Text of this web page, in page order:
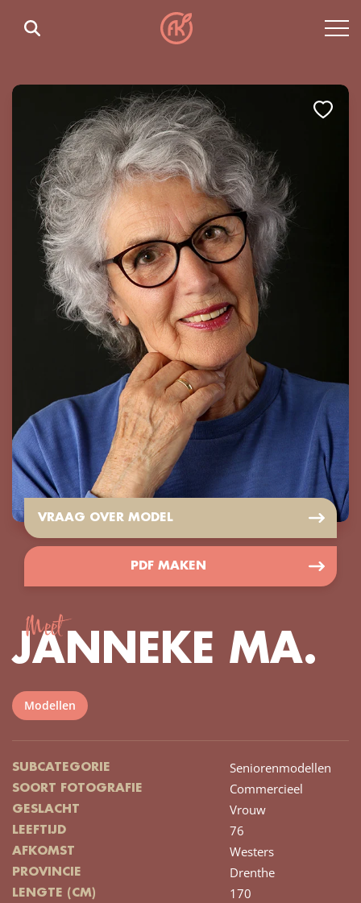
VRAAG OVER MODEL
PDF MAKEN
Meet
JANNEKE MA.
Modellen
SUBCATEGORIE Seniorenmodellen
SOORT FOTOGRAFIE Commercieel
GESLACHT Vrouw
LEEFTIJD 76
AFKOMST Westers
PROVINCIE Drenthe
LENGTE (CM) 170